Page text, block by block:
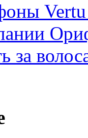
Vertu
за